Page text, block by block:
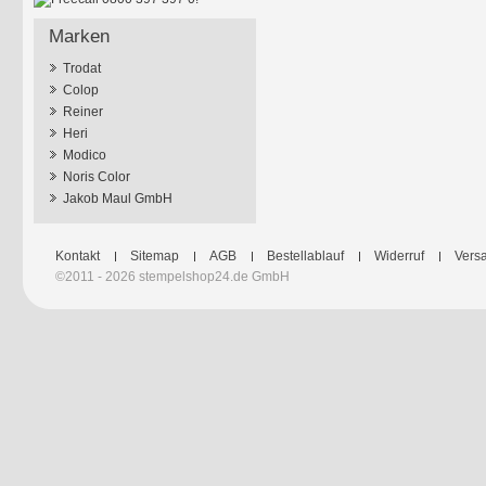
Marken
Trodat
Colop
Reiner
Heri
Modico
Noris Color
Jakob Maul GmbH
Kontakt Sitemap AGB Bestellablauf Widerruf
©2011 - 2026 stempelshop24.de GmbH